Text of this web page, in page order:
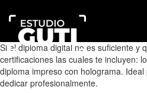
Estudio
Guti
Escuela
Online
Certificaciones
Si el diploma digital no es suficiente y
certificaciones las cuales te incluyen:
diploma impreso con holograma.
dedicar profesionalmente.